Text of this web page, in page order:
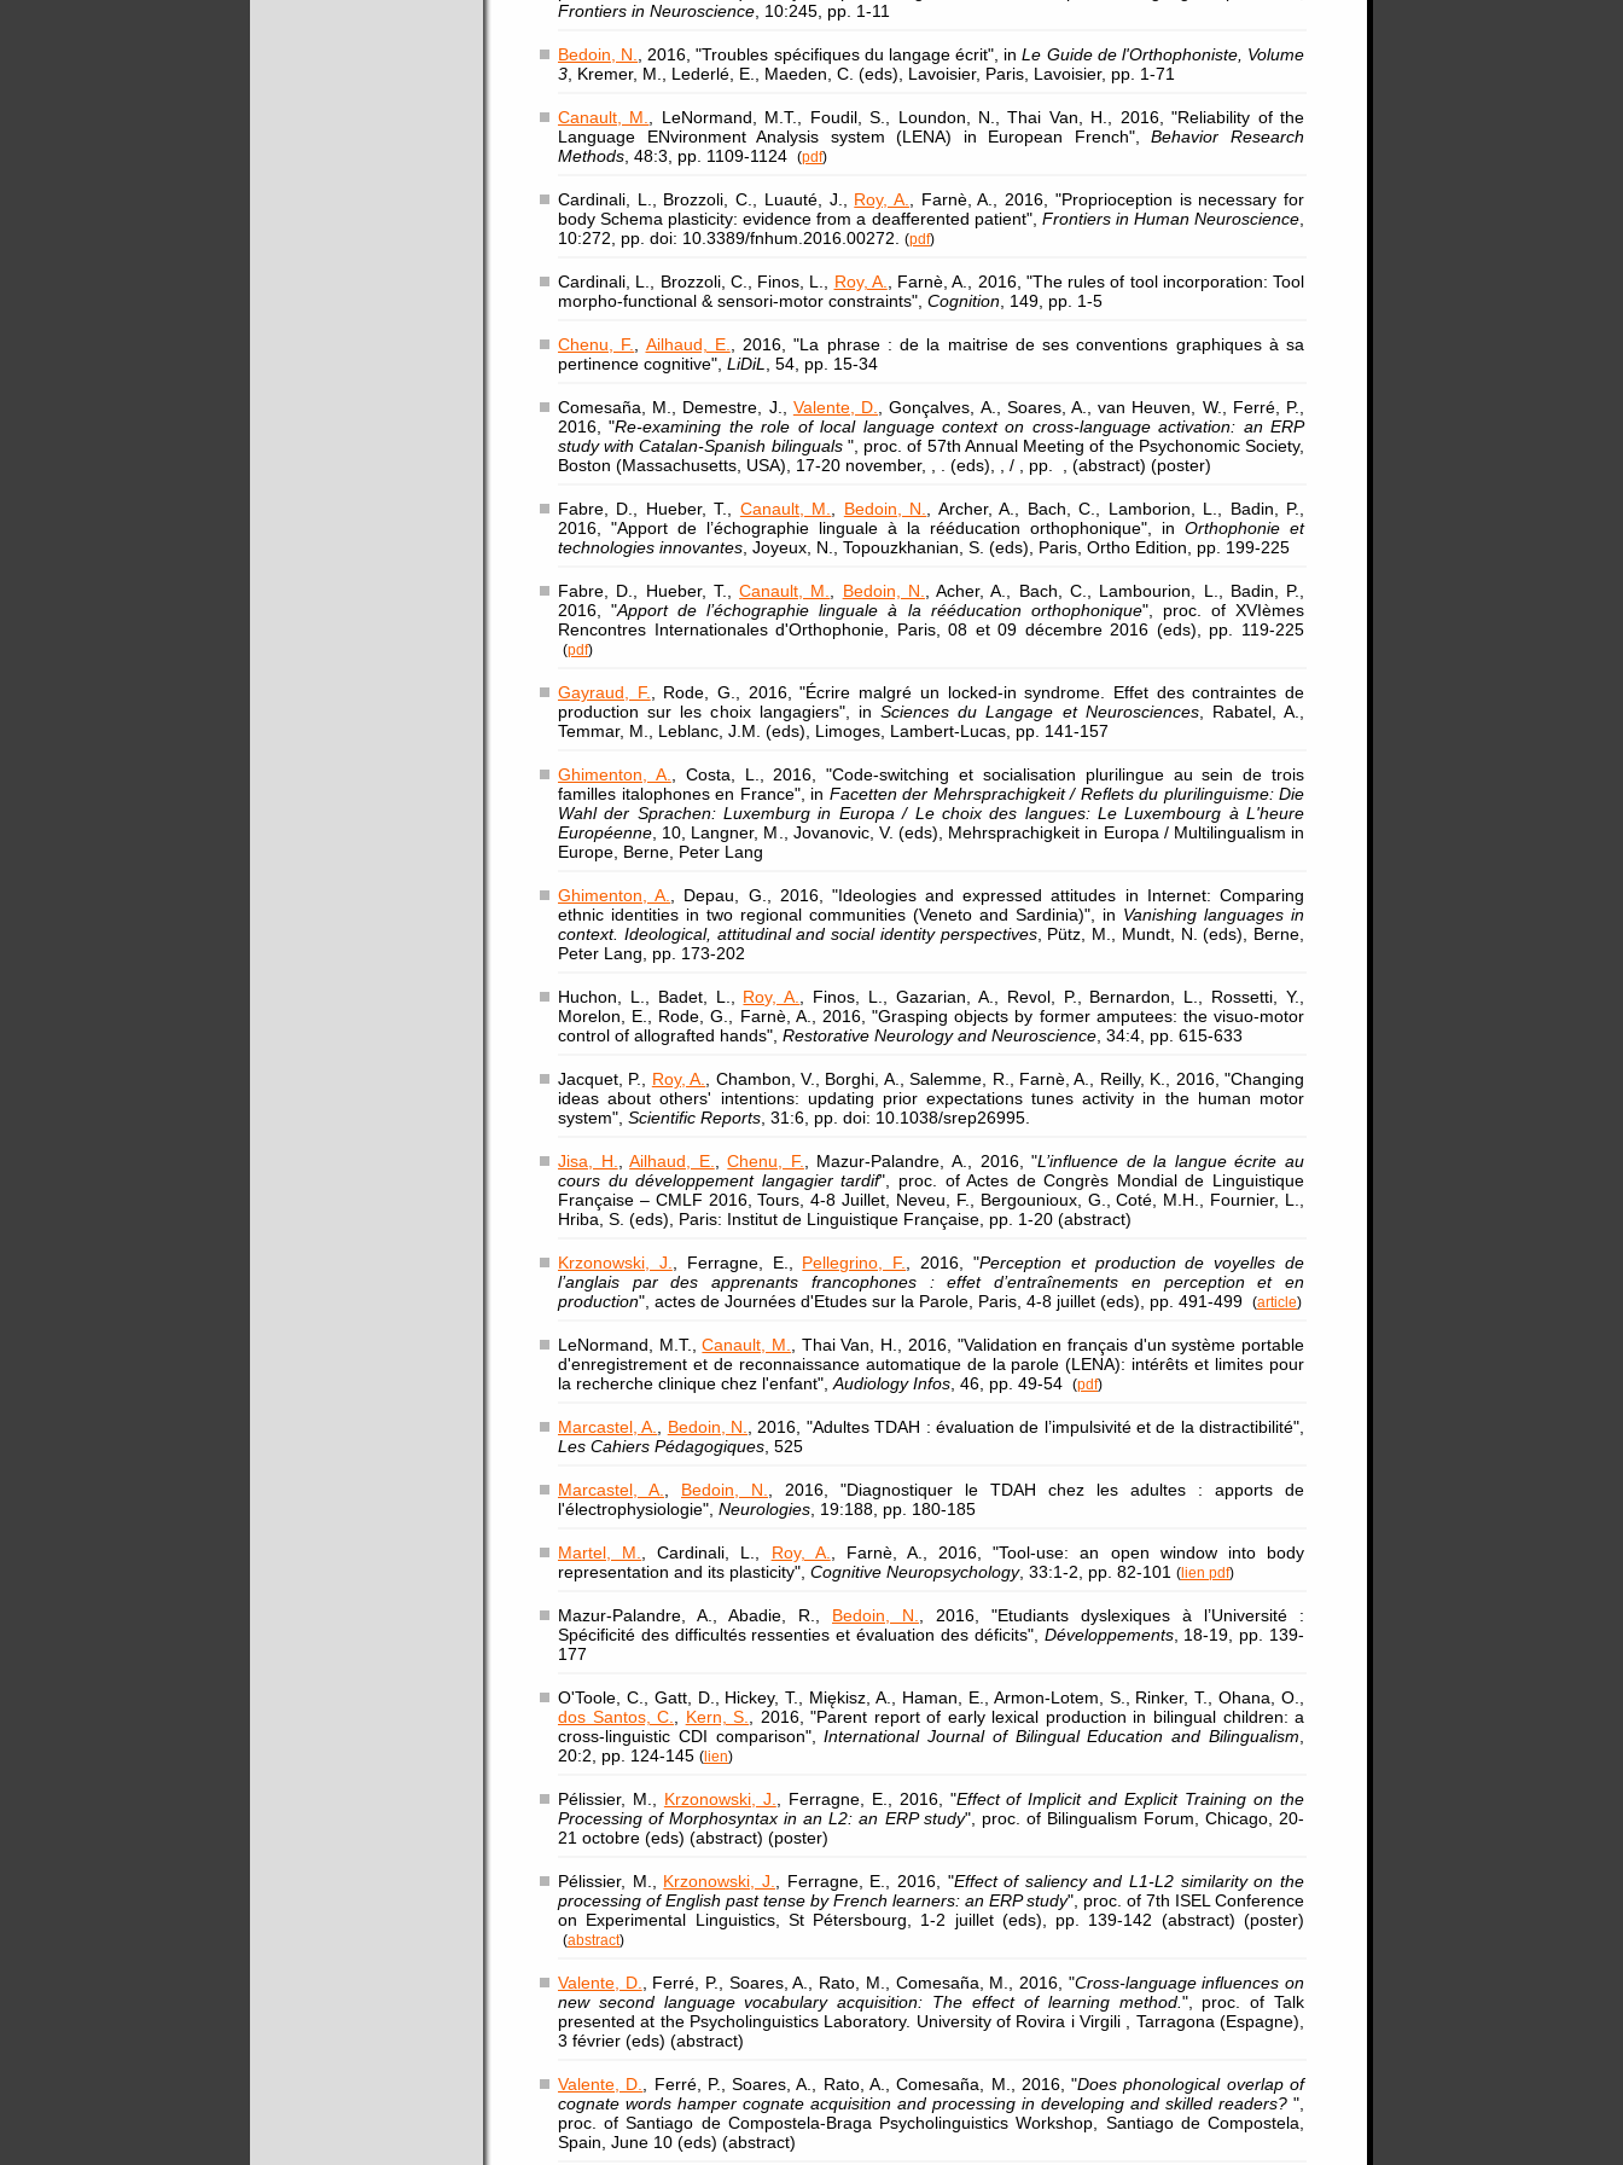
Frontiers in Neuroscience , 10:245, pp. 1-11
Bedoin, N. , 2016, "Troubles spécifiques du langage écrit", inLe Guide de l'Orthophoniste, Volume
3 , Kremer, M., Lederlé, E., Maeden, C. (eds), Lavoisier, Paris, Lavoisier, pp. 1-71
Canault, M.
, LeNormand, M.T., Foudil, S., Loundon, N., Thai Van, H., 2016, "Reliability of the
Language ENvironment Analysis system (LENA) in European French",Behavior Research
Methods , 48:3, pp. 1109-1124 (pdf)
Cardinali, L., Brozzoli, C., Luauté, J., Roy, A.
, Farnè, A., 2016, "Proprioception is necessary for
body Schema plasticity: evidence from a deafferented patient", Frontiers in Human Neuroscience
10:272, pp. doi: 10.3389/fnhum.2016.00272.
(pdf)
Cardinali, L., Brozzoli, C., Finos, L., Roy, A.
, Farnè, A., 2016, "The rules of tool incorporation: Tool
morpho-functional & sensori-motor constraints", Cognition , 149, pp. 1-5
Chenu, F. Ailhaud, E.
, 2016, "La phrase : de la maitrise de ses conventions graphiques à sa
pertinence cognitive", LiDiL , 54, pp. 15-34
Comesaña, M., Demestre, J., Valente, D.
, Gonçalves, A., Soares, A., van Heuven, W., Ferré, P.,
2016, "Re-examining the role of local language context on cross-language activation: an ERP
study with Catalan-Spanish bilinguals ", proc. of 57th Annual Meeting of the Psychonomic Society,
Boston (Massachusetts, USA), 17-20 november, , . (eds), , / , pp. , (abstract) (poster)
Fabre, D., Hueber, T., Canault, M. Bedoin, N.
, Archer, A., Bach, C., Lamborion, L., Badin, P.,
2016, "Apport de l’échographie linguale à la rééducation orthophonique", in Orthophonie et
technologies innovantes , Joyeux, N., Topouzkhanian, S. (eds), Paris, Ortho Edition, pp. 199-225
Fabre, D., Hueber, T.,Canault, M. Bedoin, N.
, Acher, A., Bach, C., Lambourion, L., Badin, P.,
2016, "Apport de l’échographie linguale à la rééducation orthophonique", proc. of XVIèmes
Rencontres Internationales d'Orthophonie, Paris, 08 et 09 décembre 2016 (eds), pp. 119-225
(pdf)
Gayraud, F.
, Rode, G., 2016, "Écrire malgré un locked-in syndrome. Effet des contraintes de
production sur les choix langagiers", in Sciences du Langage et Neurosciences, Rabatel, A.,
Temmar, M., Leblanc, J.M. (eds), Limoges, Lambert-Lucas, pp. 141-157
Ghimenton, A.
, Costa, L., 2016, "Code-switching et socialisation plurilingue au sein de trois
familles italophones en France", in Facetten der Mehrsprachigkeit / Reflets du plurilinguisme: Die
Wahl der Sprachen: Luxemburg in Europa / Le choix des langues: Le Luxembourg à L'heure
Européenne , 10, Langner, M., Jovanovic, V. (eds), Mehrsprachigkeit in Europa / Multilingualism in
Europe, Berne, Peter Lang
Ghimenton, A.
, Depau, G., 2016, "Ideologies and expressed attitudes in Internet: Comparing
ethnic identities in two regional communities (Veneto and Sardinia)", in Vanishing languages in
context. Ideological, attitudinal and social identity perspectives, Pütz, M., Mundt, N. (eds), Berne,
Peter Lang, pp. 173-202
Huchon, L., Badet, L., Roy, A.
, Finos, L., Gazarian, A., Revol, P., Bernardon, L., Rossetti, Y.,
Morelon, E., Rode, G., Farnè, A., 2016, "Grasping objects by former amputees: the visuo-motor
control of allografted hands", Restorative Neurology and Neuroscience , 34:4, pp. 615-633
Jacquet, P., Roy, A.
, Chambon, V., Borghi, A., Salemme, R., Farnè, A., Reilly, K., 2016, "Changing
ideas about others' intentions: updating prior expectations tunes activity in the human motor
system", Scientific Reports , 31:6, pp. doi: 10.1038/srep26995.
Jisa, H. ,Ailhaud, E. ,Chenu, F. , Mazur-Palandre, A., 2016, "L’influence de la langue écrite au
cours du développement langagier tardif", proc. of Actes de Congrès Mondial de Linguistique
Française – CMLF 2016, Tours, 4-8 Juillet, Neveu, F., Bergounioux, G., Coté, M.H., Fournier, L.,
Hriba, S. (eds), Paris: Institut de Linguistique Française, pp. 1-20 (abstract)
Krzonowski, J. , Ferragne, E., Pellegrino, F. , 2016, "Perception et production de voyelles de
l’anglais par des apprenants francophones : effet d’entraînements en perception et en
production", actes de Journées d'Etudes sur la Parole, Paris, 4-8 juillet (eds), pp. 491-499 (article)
LeNormand, M.T.,Canault, M.
, Thai Van, H., 2016, "Validation en français d'un système portable
d'enregistrement et de reconnaissance automatique de la parole (LENA): intérêts et limites pour
la recherche clinique chez l'enfant", Audiology Infos , 46, pp. 49-54 (pdf)
Marcastel, A. Bedoin, N.
, 2016, "Adultes TDAH : évaluation de l’impulsivité et de la distractibilité",
Les Cahiers Pédagogiques , 525
Marcastel, A. Bedoin, N.
, 2016, "Diagnostiquer le TDAH chez les adultes : apports de
l'électrophysiologie", Neurologies , 19:188, pp. 180-185
Martel, M. , Cardinali, L., Roy, A.
, Farnè, A., 2016, "Tool-use: an open window into body
representation and its plasticity", Cognitive Neuropsychology, 33:1-2, pp. 82-101 (lien pdf)
Mazur-Palandre, A., Abadie, R., Bedoin, N.
, 2016, "Etudiants dyslexiques à l’Université :
Spécificité des difficultés ressenties et évaluation des déficits", Développements, 18-19, pp. 139-
177
O'Toole, C., Gatt, D., Hickey, T., Miękisz, A., Haman, E., Armon-Lotem, S., Rinker, T., Ohana, O.,
dos Santos, C.
Kern, S.
, 2016, "Parent report of early lexical production in bilingual children: a
cross-linguistic CDI comparison",International Journal of Bilingual Education and Bilingualism
20:2, pp. 124-145 (lien)
Pélissier, M., Krzonowski, J. , Ferragne, E., 2016, "Effect of Implicit and Explicit Training on the
Processing of Morphosyntax in an L2: an ERP study", proc. of Bilingualism Forum, Chicago, 20-
21 octobre (eds) (abstract) (poster)
Pélissier, M., Krzonowski, J. , Ferragne, E., 2016, "Effect of saliency and L1-L2 similarity on the
processing of English past tense by French learners: an ERP study", proc. of 7th ISEL Conference
on Experimental Linguistics, St Pétersbourg, 1-2 juillet (eds), pp. 139-142 (abstract) (poster)
(abstract)
Valente, D. , Ferré, P., Soares, A., Rato, M., Comesaña, M., 2016, "Cross-language influences on
new second language vocabulary acquisition: The effect of learning method. ", proc. of Talk
presented at the Psycholinguistics Laboratory. University of Rovira i Virgili , Tarragona (Espagne),
3 février (eds) (abstract)
Valente, D. , Ferré, P., Soares, A., Rato, A., Comesaña, M., 2016, "Does phonological overlap of
cognate words hamper cognate acquisition and processing in developing and skilled readers? ",
proc. of Santiago de Compostela-Braga Psycholinguistics Workshop, Santiago de Compostela,
Spain, June 10 (eds) (abstract)